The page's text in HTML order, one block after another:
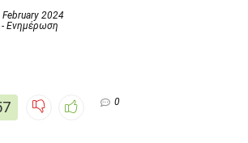
February 2024
Ενημέρωση
0